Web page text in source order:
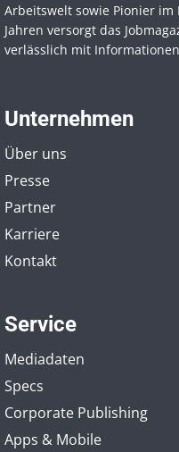
Arbeitswelt sowie Pionier im
Jahren versorgt das
verlässlich mit
Unternehmen
Über uns
Presse
Partner
Karriere
Kontakt
Service
Mediadaten
Specs
Corporate Publishing
Apps & Mobile